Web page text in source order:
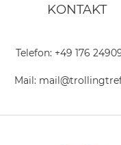
KONTAKT
Telefon: +49 176
Mail: